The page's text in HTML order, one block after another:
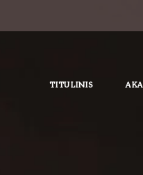
TITULINIS